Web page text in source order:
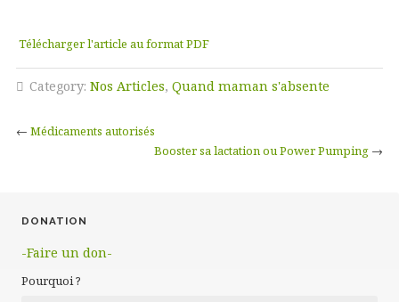
Télécharger l'article au format PDF
Category: Nos Articles, Quand maman s'absente
← Médicaments autorisés
Booster sa lactation ou Power Pumping →
DONATION
-Faire un don-
Pourquoi ?